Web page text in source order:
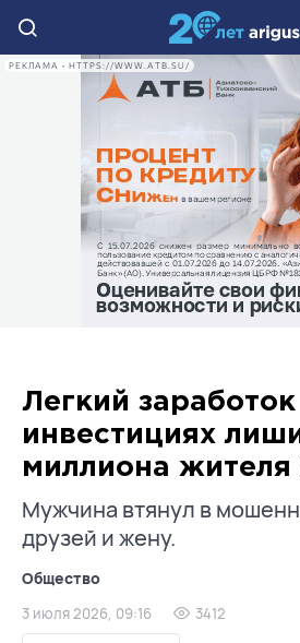
РЕКЛАМА • HTTPS://WWW.ATB.SU/
Легкий заработок
инвестициях
миллиона жителя
Мужчина втянул в
друзей и жену.
Общество
3 июля 2026, 09:16 3412